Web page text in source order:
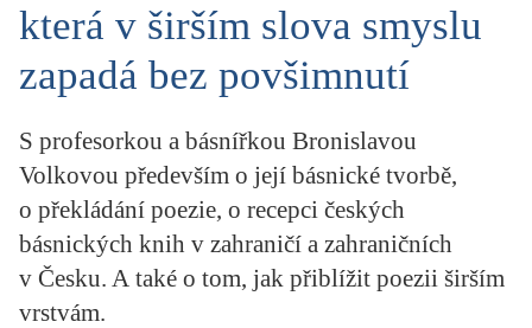
KATEGORIE
STUDIE
PORTRÉT
UKÁZKA
SLOUPEK
ILIGLOSA
která v širším slova smyslu
zapadá bez povšimnutí
S profesorkou a básnířkou Bronislavou
Volkovou především o její básnické tvorbě,
o překládání poezie, o recepci českých
básnických knih v zahraničí a zahraničních
v Česku. A také o tom, jak přiblížit poezii širším
vrstvám.